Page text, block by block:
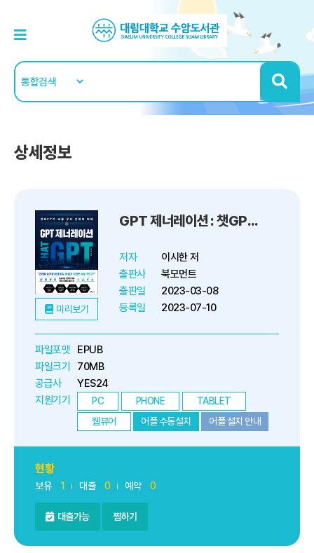
상세정보
미리보기
GPT 제너레이션 : 챗GPT가 바꿀 우리 인류의 미래
저자
이시한 저
출판사
북모먼트
출판일
2023-03-08
등록일
2023-07-10
파일포맷
EPUB
파일크기
70MB
공급사
YES24
지원기기
PC PHONE
TABLET
웹뷰어
어플 수동설치 어플 설치 안내
현황
보유 1 대출 0 예약 0
대출가능 찜하기